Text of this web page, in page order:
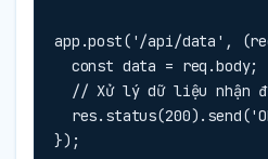
app.post('/api/data',
});